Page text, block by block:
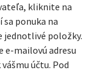
kliknite na
ponuka na
jednotlivé položky.
e-mailovú adresu
účtu. Pod